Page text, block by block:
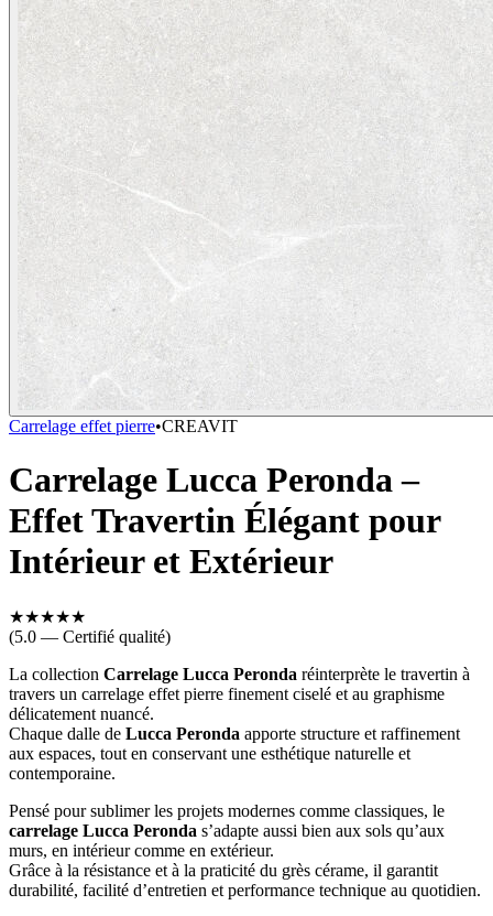
Carrelage effet pierre•CREAVIT
Carrelage Lucca Peronda –
Effet Travertin Élégant pour
Intérieur et Extérieur
★★★★★
(5.0 — Certifié qualité)
La collection Carrelage Lucca Peronda réinterprète le travertin à
travers un carrelage effet pierre finement ciselé et au graphisme
délicatement nuancé.
Chaque dalle de Lucca Peronda apporte structure et raffinement
aux espaces, tout en conservant une esthétique naturelle et
contemporaine.
Pensé pour sublimer les projets modernes comme classiques, le
carrelage Lucca Peronda s’adapte aussi bien aux sols qu’aux
murs, en intérieur comme en extérieur.
Grâce à la résistance et à la praticité du grès cérame, il garantit
durabilité, facilité d’entretien et performance technique au quotidien.